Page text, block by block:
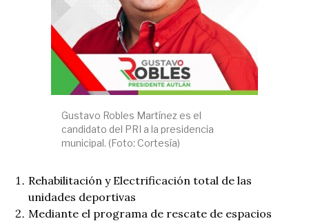
Gustavo Robles Martínez es el
candidato del PRI a la presidencia
municipal. (Foto: Cortesía)
Rehabilitación y Electrificación total de las
unidades deportivas
Mediante el programa de rescate de espacios